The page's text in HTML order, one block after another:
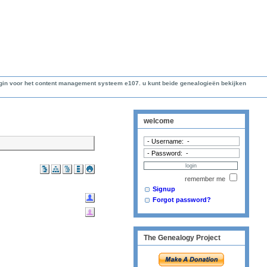
voor het content management systeem e107. u kunt beide genealogieën bekijken
welcome
remember me
Signup
Forgot password?
The Genealogy Project